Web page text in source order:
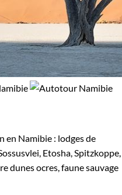
en Namibie : lodges de
Etosha, Spitzkoppe,
dunes ocres, faune sauvage